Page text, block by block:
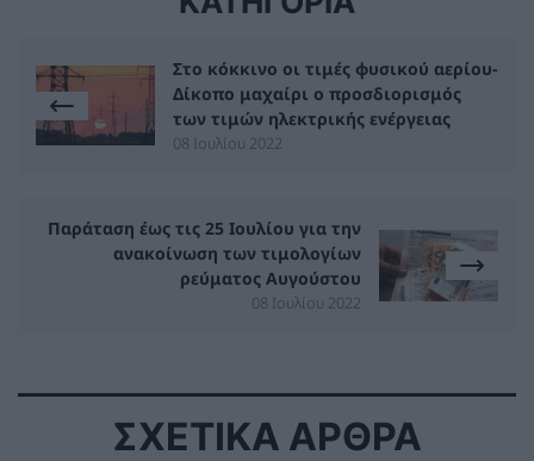
Στο κόκκινο οι τιμές φυσικού αερίου-
Δίκοπο μαχαίρι ο προσδιορισμός
των τιμών ηλεκτρικής ενέργειας
08 Ιουλίου 2022
Παράταση έως τις 25 Ιουλίου για την
ανακοίνωση των τιμολογίων
ρεύματος Αυγούστου
08 Ιουλίου 2022
ΣΧΕΤΙΚΑ ΑΡΘΡΑ